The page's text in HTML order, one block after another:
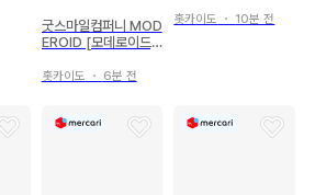
수 있습니다.
이나 시리얼 코드 등은 이용하지 못할 수
굿스마일컴퍼니 MOD
EROID [모데로이드]
홋카이도 ・ 6분 전
홋카이도 ・ 10분 전